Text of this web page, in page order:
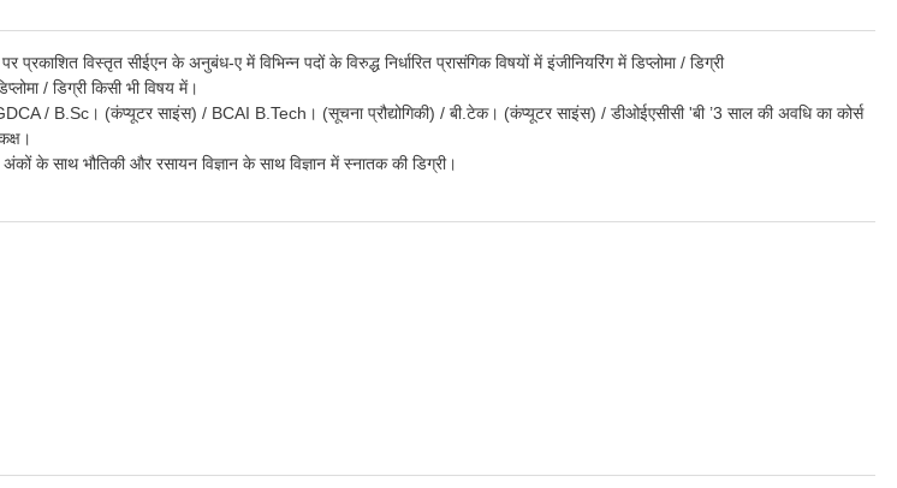
प्रकाशित विस्तृत सीईएन के अनुबंध-ए में विभिन्न पदों के विरुद्ध निर्धारित प्रासंगिक विषयों में इंजीनियरिंग में डिप्लोमा / डिग्री
/ डिग्री किसी भी विषय में।
/ B.Sc। (कंप्यूटर साइंस) / BCAI B.Tech। (सूचना प्रौद्योगिकी) / बी.टेक। (कंप्यूटर साइंस) / डीओईएसीसी 'बी ’3 साल की अवधि का कोर्स
के साथ भौतिकी और रसायन विज्ञान के साथ विज्ञान में स्नातक की डिग्री।